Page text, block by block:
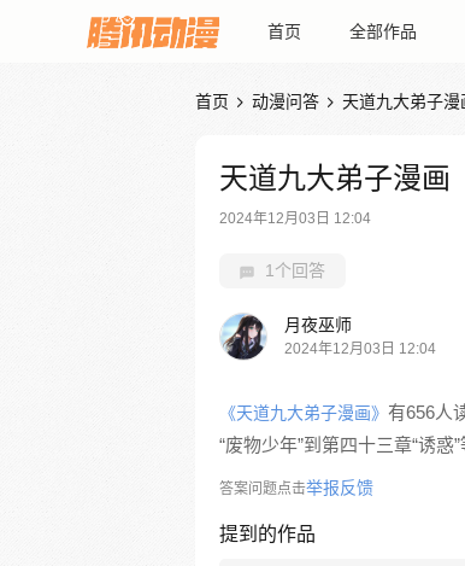
首页 全部作品
首页  动漫问答  天道九大弟子漫
天道九大弟子漫画
2024年12月03日 12:04
1个回答
月夜巫师
2024年12月03日 12:04
《天道九大弟子漫画》 有656人
“废物少年”到第四十三章“诱惑”
答案问题点击举报反馈
提到的作品